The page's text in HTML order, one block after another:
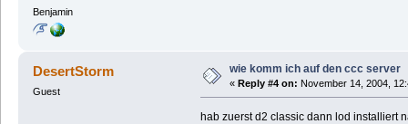
Benjamin
DesertStorm
Guest
wie komm ich auf den ccc server
« Reply #4 on: November 14, 2004,
hab zuerst d2 classic dann lod installiert